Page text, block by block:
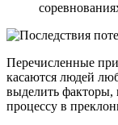
Перечисленные
касаются людей
выделить факторы,
процессу в